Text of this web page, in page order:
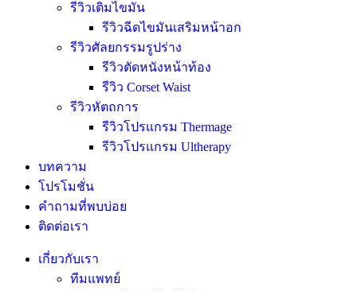
รีวิวเติมไขมัน
รีวิวฉีดไขมันเสริมหน้าอก
รีวิวศัลยกรรมรูปร่าง
รีวิวตัดหนังหน้าท้อง
รีวิว Corset Waist
รีวิวหัตถการ
รีวิวโปรแกรม Thermage
รีวิวโปรแกรม Ultherapy
บทความ
โปรโมชั่น
คำถามที่พบบ่อย
ติดต่อเรา
เกี่ยวกับเรา
ทีมแพทย์